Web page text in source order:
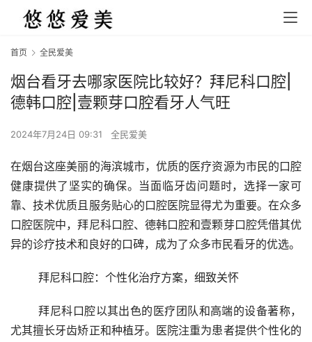
首页 全民爱美
烟台看牙去哪家医院比较好？拜尼科口腔|
德韩口腔|壹颗芽口腔看牙人气旺
2024年7月24日 09:31 全民爱美
在烟台这座美丽的海滨城市，优质的医疗资源为市民的口腔
健康提供了坚实的确保。当面临牙齿问题时，选择一家可
靠、技术优质且服务贴心的口腔医院显得尤为重要。在众多
口腔医院中，拜尼科口腔、德韩口腔和壹颗芽口腔凭借其优
异的诊疗技术和良好的口碑，成为了众多市民看牙的优选。
	拜尼科口腔：个性化治疗方案，细致关怀
	拜尼科口腔以其出色的医疗团队和高端的设备著称，
尤其擅长牙齿矫正和种植牙。医院注重为患者提供个性化的